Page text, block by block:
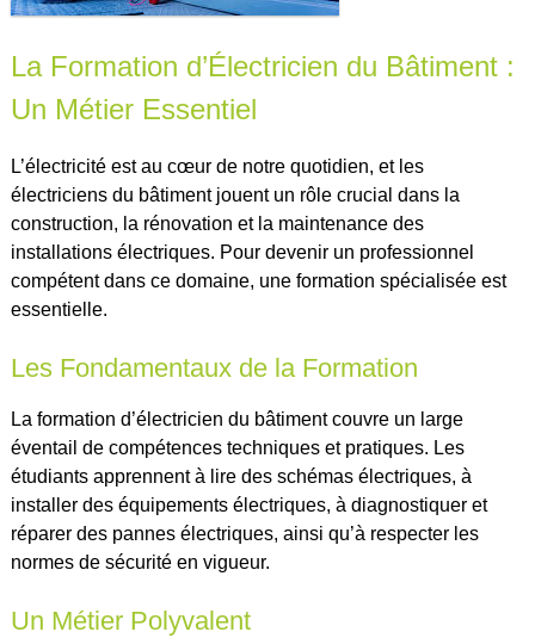
La Formation d’Électricien du Bâtiment :
Un Métier Essentiel
L’électricité est au cœur de notre quotidien, et les
électriciens du bâtiment jouent un rôle crucial dans la
construction, la rénovation et la maintenance des
installations électriques. Pour devenir un professionnel
compétent dans ce domaine, une formation spécialisée est
essentielle.
Les Fondamentaux de la Formation
La formation d’électricien du bâtiment couvre un large
éventail de compétences techniques et pratiques. Les
étudiants apprennent à lire des schémas électriques, à
installer des équipements électriques, à diagnostiquer et
réparer des pannes électriques, ainsi qu’à respecter les
normes de sécurité en vigueur.
Un Métier Polyvalent